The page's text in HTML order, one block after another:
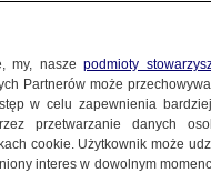
my, naszepodmioty
Partnerów może
w celu zapewnienia
przetwarzanie danych
cookie. Użytkownik może
interes w dowolnym